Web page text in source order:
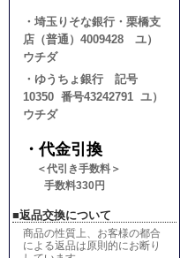
・埼玉りそな銀行・栗橋支
店（普通）4009428 ユ）
ウチダ
・ゆうちょ銀行 記号
10350 番号43242791 ユ）
ウチダ
・代金引換
＜代引き手数料＞
手数料330円
■返品交換について
商品の性質上、お客様の都合
による返品は原則的にお断り